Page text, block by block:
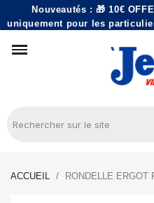
Nouveautés : 🎁 10€
uniquement pour les
ACCUEIL RONDELLE ERGOT